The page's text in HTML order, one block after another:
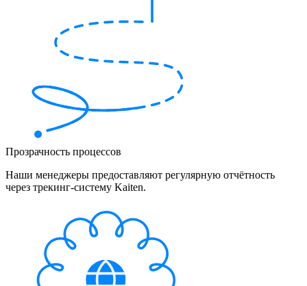
Прозрачность процессов
Наши менеджеры предоставляют регулярную отчётность
через трекинг-систему Kaiten.